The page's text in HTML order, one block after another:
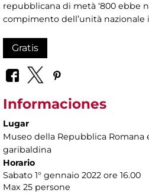
repubblicana di metà ‘800 ebbe
compimento dell’unità nazionale
Gratis
Informaciones
Lugar
Museo della Repubblica Romana
garibaldina
Horario
Sabato 1° gennaio 2022 ore 16.00
Max 25 persone